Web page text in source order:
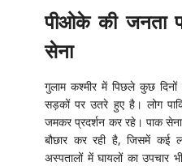
पीओके की जनता
सेना
गुलाम कश्मीर में पिछले कुछ
सड़कों पर उतरे हुए है। लोग
जमकर प्रदर्शन कर रहे। पाक सेना
बौछार कर रही है, जिसमें कई
अस्पतालों में घायलों का उपचार